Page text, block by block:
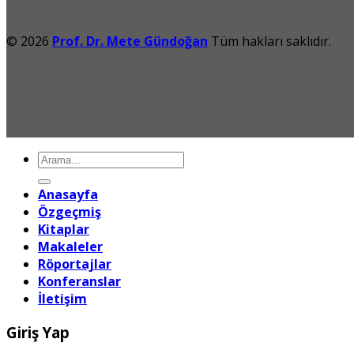
© 2026 Prof. Dr. Mete Gündoğan Tüm hakları saklıdır.
Ara:
Anasayfa
Özgeçmiş
Kitaplar
Makaleler
Röportajlar
Konferanslar
İletişim
Giriş Yap